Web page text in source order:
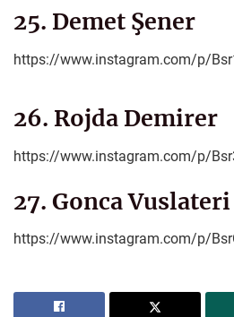
25. Demet Şener
https://www.instagram.com/p/
26. Rojda Demirer
https://www.instagram.com/p/
27. Gonca Vuslateri
https://www.instagram.com/p/